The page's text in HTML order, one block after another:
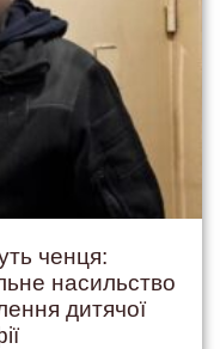
ченця:
насильство
дитячої